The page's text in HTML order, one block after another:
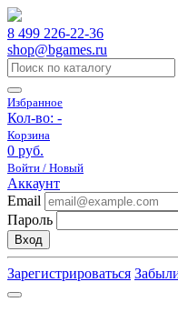
8 499 226-22-36
shop@bgames.ru
Избранное
Кол-во: -
Корзина
0 руб.
Войти / Новый
Аккаунт
Email
Пароль
Вход
Зарегистрироваться